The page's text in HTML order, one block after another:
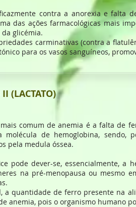
contra a anorexia e falta
das ações farmacológicas mais
glicémia.
carminativas (contra a
para os vasos sanguíneos,
II (LACTATO)
comum de anemia é a falta de
molécula de hemoglobina, sendo,
pela medula óssea.
pode dever-se, essencialmente, a
na pré-menopausa ou mesmo
a quantidade de ferro presente na
anemia, pois o organismo humano